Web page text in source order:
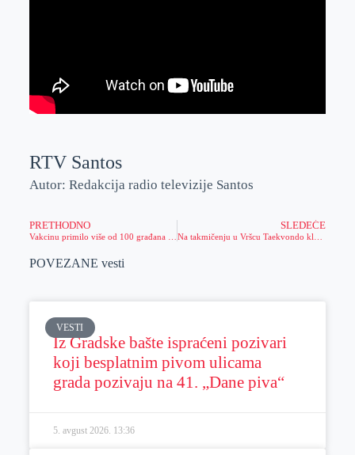
RTV Santos
Autor: Redakcija radio televizije Santos
PRETHODNO SLEDEĆE
POVEZANE vesti
VESTI
Iz Gradske bašte ispraćeni pozivari
koji besplatnim pivom ulicama
grada pozivaju na 41. „Dane piva“
5. avgust 2026. 13:36